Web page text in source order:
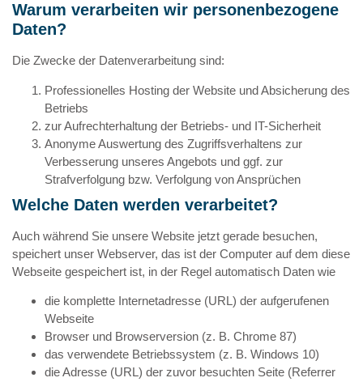
Warum verarbeiten wir personenbezogene
Daten?
Die Zwecke der Datenverarbeitung sind:
Professionelles Hosting der Website und Absicherung des
Betriebs
zur Aufrechterhaltung der Betriebs- und IT-Sicherheit
Anonyme Auswertung des Zugriffsverhaltens zur
Verbesserung unseres Angebots und ggf. zur
Strafverfolgung bzw. Verfolgung von Ansprüchen
Welche Daten werden verarbeitet?
Auch während Sie unsere Website jetzt gerade besuchen,
speichert unser Webserver, das ist der Computer auf dem diese
Webseite gespeichert ist, in der Regel automatisch Daten wie
die komplette Internetadresse (URL) der aufgerufenen
Webseite
Browser und Browserversion (z. B. Chrome 87)
das verwendete Betriebssystem (z. B. Windows 10)
die Adresse (URL) der zuvor besuchten Seite (Referrer